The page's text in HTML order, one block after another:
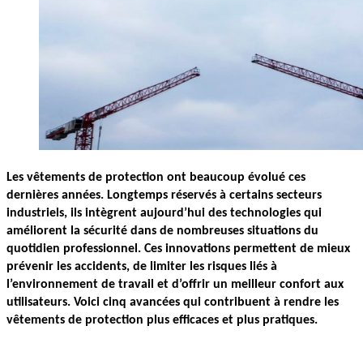
Les vêtements de protection ont beaucoup évolué ces
dernières années. Longtemps réservés à certains secteurs
industriels, ils intègrent aujourd’hui des technologies qui
améliorent la sécurité dans de nombreuses situations du
quotidien professionnel. Ces innovations permettent de mieux
prévenir les accidents, de limiter les risques liés à
l’environnement de travail et d’offrir un meilleur confort aux
utilisateurs. Voici cinq avancées qui contribuent à rendre les
vêtements de protection plus efficaces et plus pratiques.